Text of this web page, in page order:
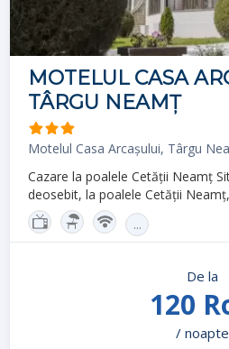
MOTELUL CASA
TÂRGU NEAMŢ
Motelul Casa Arcaşului, Târgu
Cazare la poalele Cetății Neamț
deosebit, la poalele Cetății
...
De la
120
/ noapte